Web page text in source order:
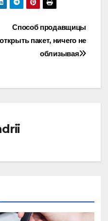
Способ продавщицы
открыть пакет, ничего не
облизывая